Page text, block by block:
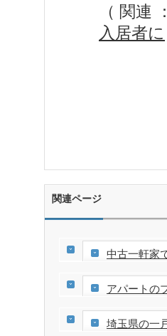
（ 関連
入居者に
関連ページ
中古一軒家
アパートの
埼玉県の一